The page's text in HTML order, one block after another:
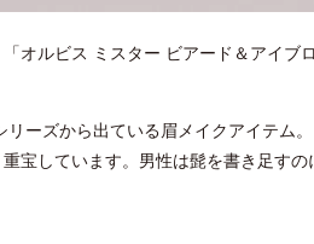
オルビス ミスター ビアード＆アイブ
ーズから出ている眉メイクアイテム。
宝しています。男性は髭を書き足すの